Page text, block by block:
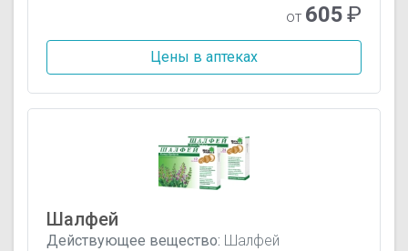
от 605₽
Цены в аптеках
Шалфей
Действующее вещество: Шалфей